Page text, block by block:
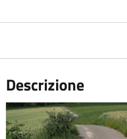
Descrizione